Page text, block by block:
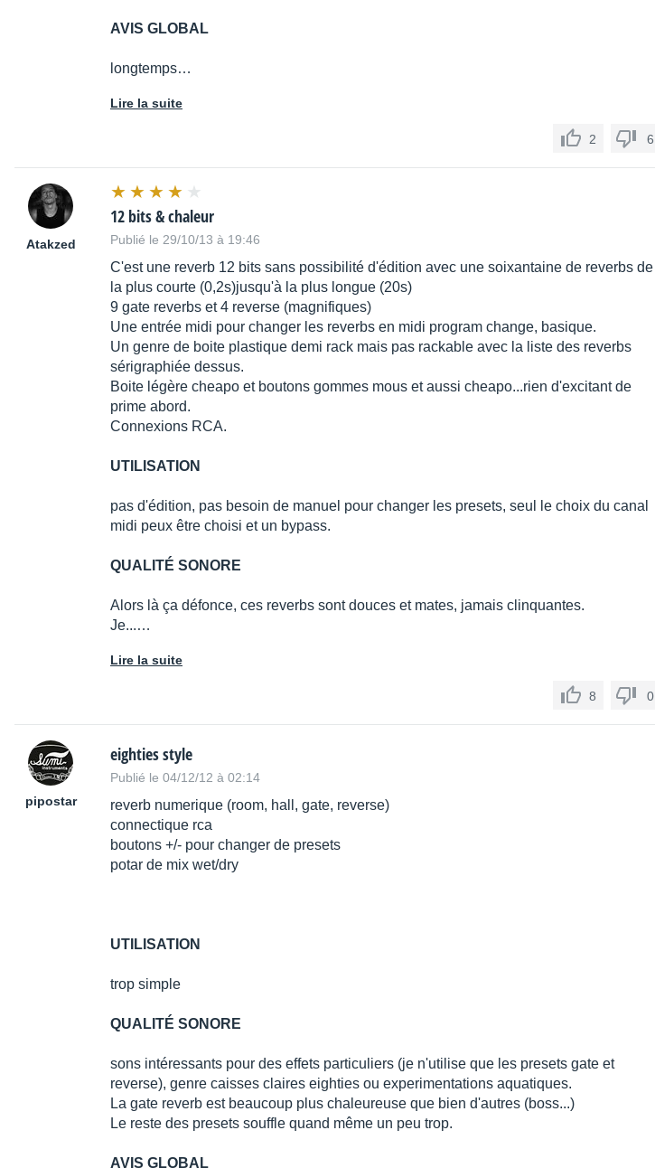
AVIS GLOBAL
longtemps…
Lire la suite
2 6
Atakzed
12 bits & chaleur
Publié le 29/10/13 à 19:46
C'est une reverb 12 bits sans possibilité d'édition avec une soixantaine de reverbs de
la plus courte (0,2s)jusqu'à la plus longue (20s)
9 gate reverbs et 4 reverse (magnifiques)
Une entrée midi pour changer les reverbs en midi program change, basique.
Un genre de boite plastique demi rack mais pas rackable avec la liste des reverbs
sérigraphiée dessus.
Boite légère cheapo et boutons gommes mous et aussi cheapo...rien d'excitant de
prime abord.
Connexions RCA.
UTILISATION
pas d'édition, pas besoin de manuel pour changer les presets, seul le choix du canal
midi peux être choisi et un bypass.
QUALITÉ SONORE
Alors là ça défonce, ces reverbs sont douces et mates, jamais clinquantes.
Je...…
Lire la suite
8 0
pipostar
eighties style
Publié le 04/12/12 à 02:14
reverb numerique (room, hall, gate, reverse)
connectique rca
boutons +/- pour changer de presets
potar de mix wet/dry
UTILISATION
trop simple
QUALITÉ SONORE
sons intéressants pour des effets particuliers (je n'utilise que les presets gate et
reverse), genre caisses claires eighties ou experimentations aquatiques.
La gate reverb est beaucoup plus chaleureuse que bien d'autres (boss...)
Le reste des presets souffle quand même un peu trop.
AVIS GLOBAL